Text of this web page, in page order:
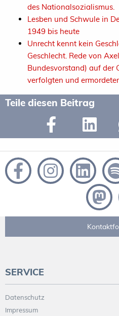
des Nationalsozialismus.
Lesben und Schwule in
1949 bis heute
Unrecht kennt kein
Geschlecht. Rede von
Bundesvorstand) auf der
verfolgten und
Teile diesen Beitrag
SERVICE
Datenschutz
Impressum